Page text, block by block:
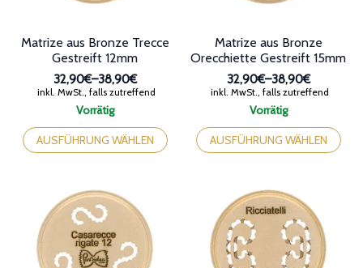
Vorrätig
Matrize aus Bronze Trecce
Gestreift 12mm
32,90€–38,90€
Preisspanne:
32,90€
38,90€
inkl. MwSt., falls zutreffend
AUSFÜHRUNG WÄHLEN
Dieses
Produkt
weist
Optionen
können
Vorrätig
Matrize aus Bronze
Orecchiette Gestreift 15mm
32,90€–38,90€
Preisspanne:
32,90€
38,90€
inkl. MwSt., falls zutreffend
AUSFÜHRUNG WÄHLEN
Dieses
Produkt
weist
Optionen
können